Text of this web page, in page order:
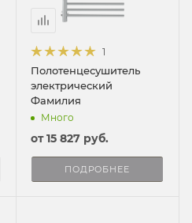
1
Полотенцесушитель
электрический
Фамилия
Много
от15 827 руб.
ПОДРОБНЕЕ